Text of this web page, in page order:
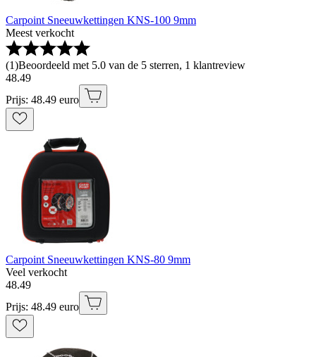
Carpoint Sneeuwkettingen KNS-100 9mm
Meest verkocht
(1)Beoordeeld met 5.0 van de 5 sterren, 1 klantreview
48.49
Prijs: 48.49 euro
Carpoint Sneeuwkettingen KNS-80 9mm
Veel verkocht
48.49
Prijs: 48.49 euro